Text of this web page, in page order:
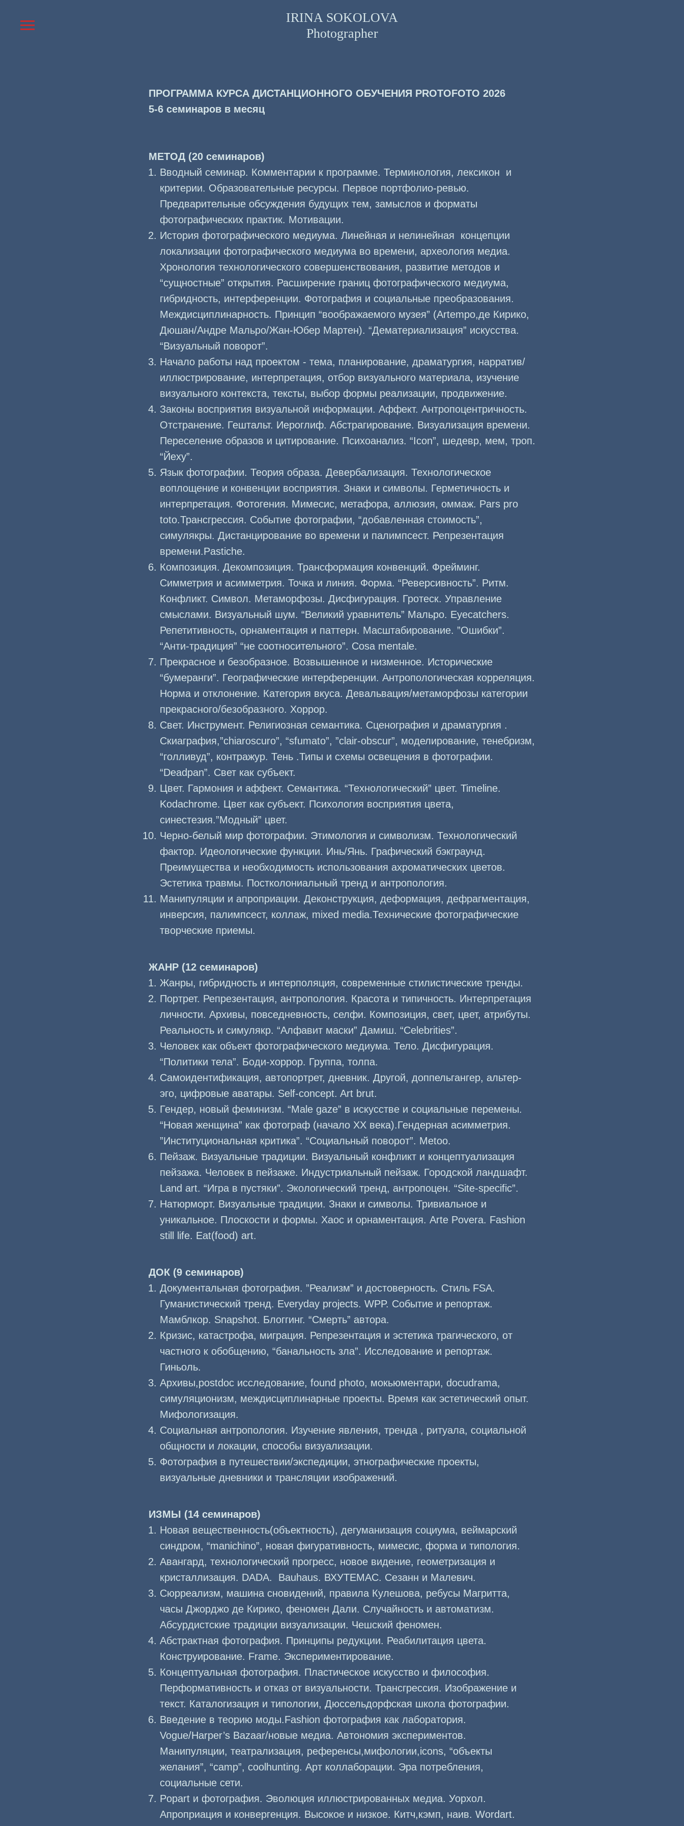
IRINA SOKOLOVA
Photographer
ПРОГРАММА КУРСА ДИСТАНЦИОННОГО ОБУЧЕНИЯ PROTOFOTO 2026
5-6 семинаров в месяц
МЕТОД (20 семинаров)
Вводный семинар. Комментарии к программе. Терминология, лексикон и
критерии. Образовательные ресурсы. Первое портфолио-ревью.
Предварительные обсуждения будущих тем, замыслов и форматы
фотографических практик. Мотивации.
История фотографического медиума. Линейная и нелинейная концепции
локализации фотографического медиума во времени, археология медиа.
Хронология технологического совершенствования, развитие методов и
“сущностные” открытия. Расширение границ фотографического медиума,
гибридность, интерференции. Фотография и социальные преобразования.
Междисциплинарность. Принцип “воображаемого музея” (Artempo,де Кирико,
Дюшан/Андре Мальро/Жан-Юбер Мартен). “Дематериализация” искусства.
“Визуальный поворот”.
Начало работы над проектом - тема, планирование, драматургия, нарратив/
иллюстрирование, интерпретация, отбор визуального материала, изучение
визуального контекста, тексты, выбор формы реализации, продвижение.
Законы восприятия визуальной информации. Аффект. Антропоцентричность.
Отстранение. Гештальт. Иероглиф. Абстрагирование. Визуализация времени.
Переселение образов и цитирование. Психоанализ. “Icon”, шедевр, мем, троп.
“Йеху”.
Язык фотографии. Теория образа. Девербализация. Технологическое
воплощение и конвенции восприятия. Знаки и символы. Герметичность и
интерпретация. Фотогения. Мимесис, метафора, аллюзия, оммаж. Pars pro
toto.Трансгрессия. Событие фотографии, “добавленная стоимость”,
симулякры. Дистанцирование во времени и палимпсест. Репрезентация
времени.Pastiche.
Композиция. Декомпозиция. Трансформация конвенций. Фрейминг.
Симметрия и асимметрия. Точка и линия. Форма. “Реверсивность”. Ритм.
Конфликт. Символ. Метаморфозы. Дисфигурация. Гротеск. Управление
смыслами. Визуальный шум. “Великий уравнитель” Мальро. Eyecatchers.
Репетитивность, орнаментация и паттерн. Масштабирование. ”Ошибки”.
“Анти-традиция” “не соотносительного”. Cosa mentale.
Прекрасное и безобразное. Возвышенное и низменное. Исторические
“бумеранги”. Географические интерференции. Антропологическая корреляция.
Норма и отклонение. Категория вкуса. Девальвация/метаморфозы категории
прекрасного/безобразного. Хоррор.
Свет. Инструмент. Религиозная семантика. Сценография и драматургия .
Скиаграфия,”chiaroscuro”, “sfumato”, ”clair-obscur”, моделирование, тенебризм,
“голливуд”, контражур. Тень .Типы и схемы освещения в фотографии.
“Deadpan”. Свет как субъект.
Цвет. Гармония и аффект. Семантика. “Технологический” цвет. Timeline.
Kodachrome. Цвет как субъект. Психология восприятия цвета,
синестезия.”Модный” цвет.
Черно-белый мир фотографии. Этимология и символизм. Технологический
фактор. Идеологические функции. Инь/Янь. Графический бэкграунд.
Преимущества и необходимость использования ахроматических цветов.
Эстетика травмы. Постколониальный тренд и антропология.
Манипуляции и апроприации. Деконструкция, деформация, дефрагментация,
инверсия, палимпсест, коллаж, mixed media.Технические фотографические
творческие приемы.
ЖАНР (12 семинаров)
Жанры, гибридность и интерполяция, современные стилистические тренды.
Портрет. Репрезентация, антропология. Красота и типичность. Интерпретация
личности. Архивы, повседневность, селфи. Композиция, свет, цвет, атрибуты.
Реальность и симулякр. “Алфавит маски” Дамиш. “Celebrities”.
Человек как объект фотографического медиума. Тело. Дисфигурация.
“Политики тела”. Боди-хоррор. Группа, толпа.
Самоидентификация, автопортрет, дневник. Другой, доппельгангер, альтер-
эго, цифровые аватары. Self-concept. Art brut.
Гендер, новый феминизм. “Male gaze” в искусстве и социальные перемены.
“Новая женщина” как фотограф (начало ХХ века).Гендерная асимметрия.
”Институциональная критика”. “Социальный поворот”. Metoo.
Пейзаж. Визуальные традиции. Визуальный конфликт и концептуализация
пейзажа. Человек в пейзаже. Индустриальный пейзаж. Городской ландшафт.
Land art. “Игра в пустяки”. Экологический тренд, антропоцен. “Site-specific”.
Натюрморт. Визуальные традиции. Знаки и символы. Тривиальное и
уникальное. Плоскости и формы. Хаос и орнаментация. Arte Povera. Fashion
still life. Eat(food) art.
ДОК (9 семинаров)
Документальная фотография. ”Реализм” и достоверность. Стиль FSA.
Гуманистический тренд. Everyday projects. WPP. Событие и репортаж.
Мамблкор. Snapshot. Блоггинг. “Смерть” автора.
Кризис, катастрофа, миграция. Репрезентация и эстетика трагического, от
частного к обобщению, “банальность зла”. Исследование и репортаж.
Гиньоль.
Архивы,postdoc исследование, found photo, мокьюментари, docudrama,
симуляционизм, междисциплинарные проекты. Время как эстетический опыт.
Мифологизация.
Социальная антропология. Изучение явления, тренда , ритуала, социальной
общности и локации, способы визуализации.
Фотография в путешествии/экспедиции, этнографические проекты,
визуальные дневники и трансляции изображений.
ИЗМЫ (14 семинаров)
Новая вещественность(объектность), дегуманизация социума, веймарский
синдром, “manichino”, новая фигуративность, мимесис, форма и типология.
Авангард, технологический прогресс, новое видение, геометризация и
кристаллизация. DADA. Bauhaus. ВХУТЕМАС. Сезанн и Малевич.
Сюрреализм, машина сновидений, правила Кулешова, ребусы Магритта,
часы Джорджо де Кирико, феномен Дали. Случайность и автоматизм.
Абсурдистские традиции визуализации. Чешский феномен.
Абстрактная фотография. Принципы редукции. Реабилитация цвета.
Конструирование. Frame. Экспериментирование.
Концептуальная фотография. Пластическое искусство и философия.
Перформативность и отказ от визуальности. Трансгрессия. Изображение и
текст. Каталогизация и типологии, Дюссельдорфская школа фотографии.
Введение в теорию моды.Fashion фотография как лаборатория.
Vogue/Harper’s Bazaar/новые медиа. Автономия экспериментов.
Манипуляции, театрализация, референсы,мифологии,icons, “объекты
желания”, “camp”, coolhunting. Арт коллаборации. Эра потребления,
социальные сети.
Popart и фотография. Эволюция иллюстрированных медиа. Уорхол.
Апроприация и конвергенция. Высокое и низкое. Китч,кэмп, наив. Wordart.